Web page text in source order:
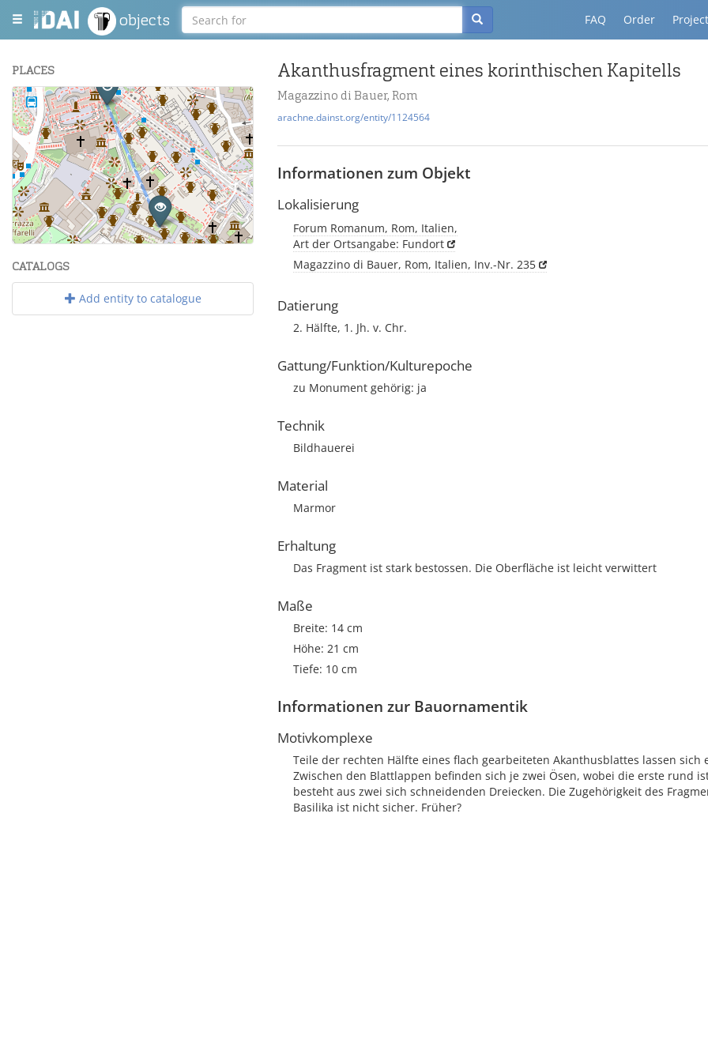
objects FAQ Order
PLACES
+
−
Leaflet| Maps and Data © OpenStreetMap.
CATALOGS
Add entity to catalogue
Akanthusfragment eines korinthischen Kapitells
Magazzino di Bauer, Rom
arachne.dainst.org/entity/1124564
Informationen zum Objekt
Lokalisierung
Forum Romanum, Rom, Italien,
Art der Ortsangabe: Fundort
Magazzino di Bauer, Rom, Italien, Inv.-Nr. 235
Datierung
2. Hälfte, 1. Jh. v. Chr.
Gattung/Funktion/Kulturepoche
zu Monument gehörig: ja
Technik
Bildhauerei
Material
Marmor
Erhaltung
Das Fragment ist stark bestossen. Die Oberfläche ist leicht verwittert
Maße
Breite: 14 cm
Höhe: 21 cm
Tiefe: 10 cm
Informationen zur Bauornamentik
Motivkomplexe
Teile der rechten Hälfte eines flach gearbeiteten Akanthusblattes lassen sich
Zwischen den Blattlappen befinden sich je zwei Ösen, wobei die erste rund
besteht aus zwei sich schneidenden Dreiecken. Die Zugehörigkeit des
Basilika ist nicht sicher. Früher?